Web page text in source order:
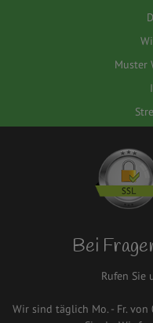
Muster
Bei
Rufen Sie
Wir sind täglich Mo. - Fr.